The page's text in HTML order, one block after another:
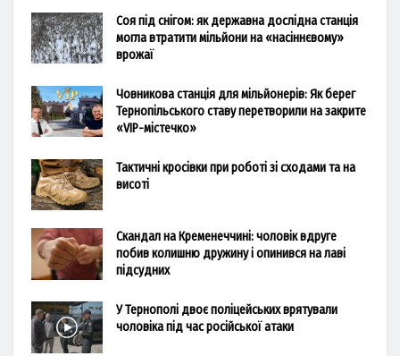
Соя під снігом: як державна дослідна станція
могла втратити мільйони на «насіннєвому»
врожаї
Човникова станція для мільйонерів: Як берег
Тернопільського ставу перетворили на закрите
«VIP-містечко»
Тактичні кросівки при роботі зі сходами та на
висоті
Скандал на Кременеччині: чоловік вдруге
побив колишню дружину і опинився на лаві
підсудних
У Тернополі двоє поліцейських врятували
чоловіка під час російської атаки